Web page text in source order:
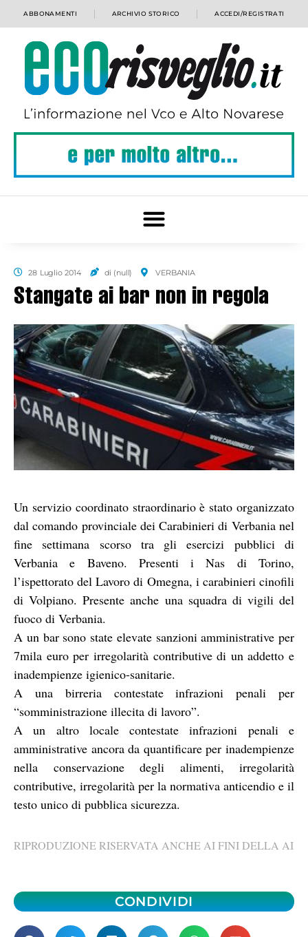
ABBONAMENTI ARCHIVIO STORICO ACCEDI/REGISTRATI
28 Luglio 2014 di (null) VERBANIA
Stangate ai bar non in regola
Un servizio coordinato straordinario è stato organizzato
dal comando provinciale dei Carabinieri di Verbania nel
fine settimana scorso tra gli esercizi pubblici di
Verbania e Baveno. Presenti i Nas di Torino,
l’ispettorato del Lavoro di Omegna, i carabinieri cinofili
di Volpiano. Presente anche una squadra di vigili del
fuoco di Verbania.
A un bar sono state elevate sanzioni amministrative per
7mila euro per irregolarità contributive di un addetto e
inadempienze igienico-sanitarie.
A una birreria contestate infrazioni penali per
“somministrazione illecita di lavoro”.
A un altro locale contestate infrazioni penali e
amministrative ancora da quantificare per inadempienze
nella conservazione degli alimenti, irregolarità
contributive, irregolarità per la normativa anticendio e il
testo unico di pubblica sicurezza.
RIPRODUZIONE RISERVATA ANCHE AI FINI DELLA AI
CONDIVIDI